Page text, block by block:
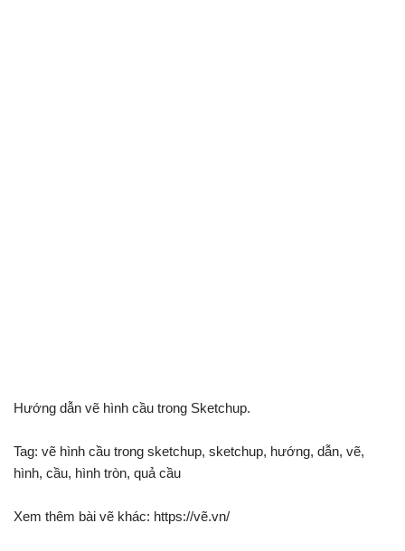
Hướng dẫn vẽ hình cầu trong Sketchup.
Tag: vẽ hình cầu trong sketchup, sketchup, hướng, dẫn, vẽ,
hình, cầu, hình tròn, quả cầu
Xem thêm bài vẽ khác: https://vẽ.vn/